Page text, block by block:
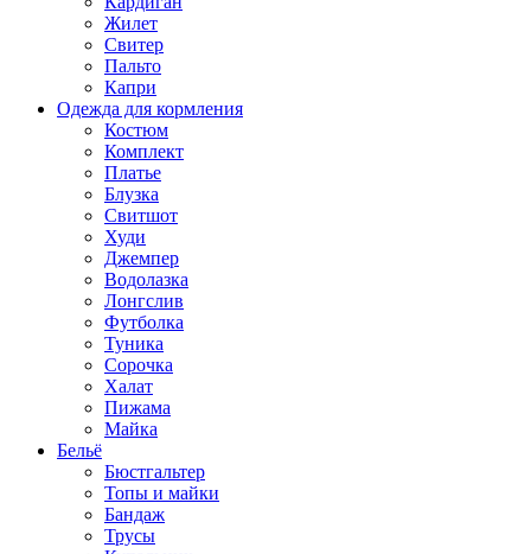
Жилет
Свитер
Пальто
Капри
Одежда для кормления
Костюм
Комплект
Платье
Блузка
Свитшот
Худи
Джемпер
Водолазка
Лонгслив
Футболка
Туника
Сорочка
Халат
Пижама
Майка
Бельё
Бюстгальтер
Топы и майки
Бандаж
Трусы